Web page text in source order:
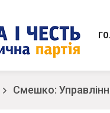
Смешко: